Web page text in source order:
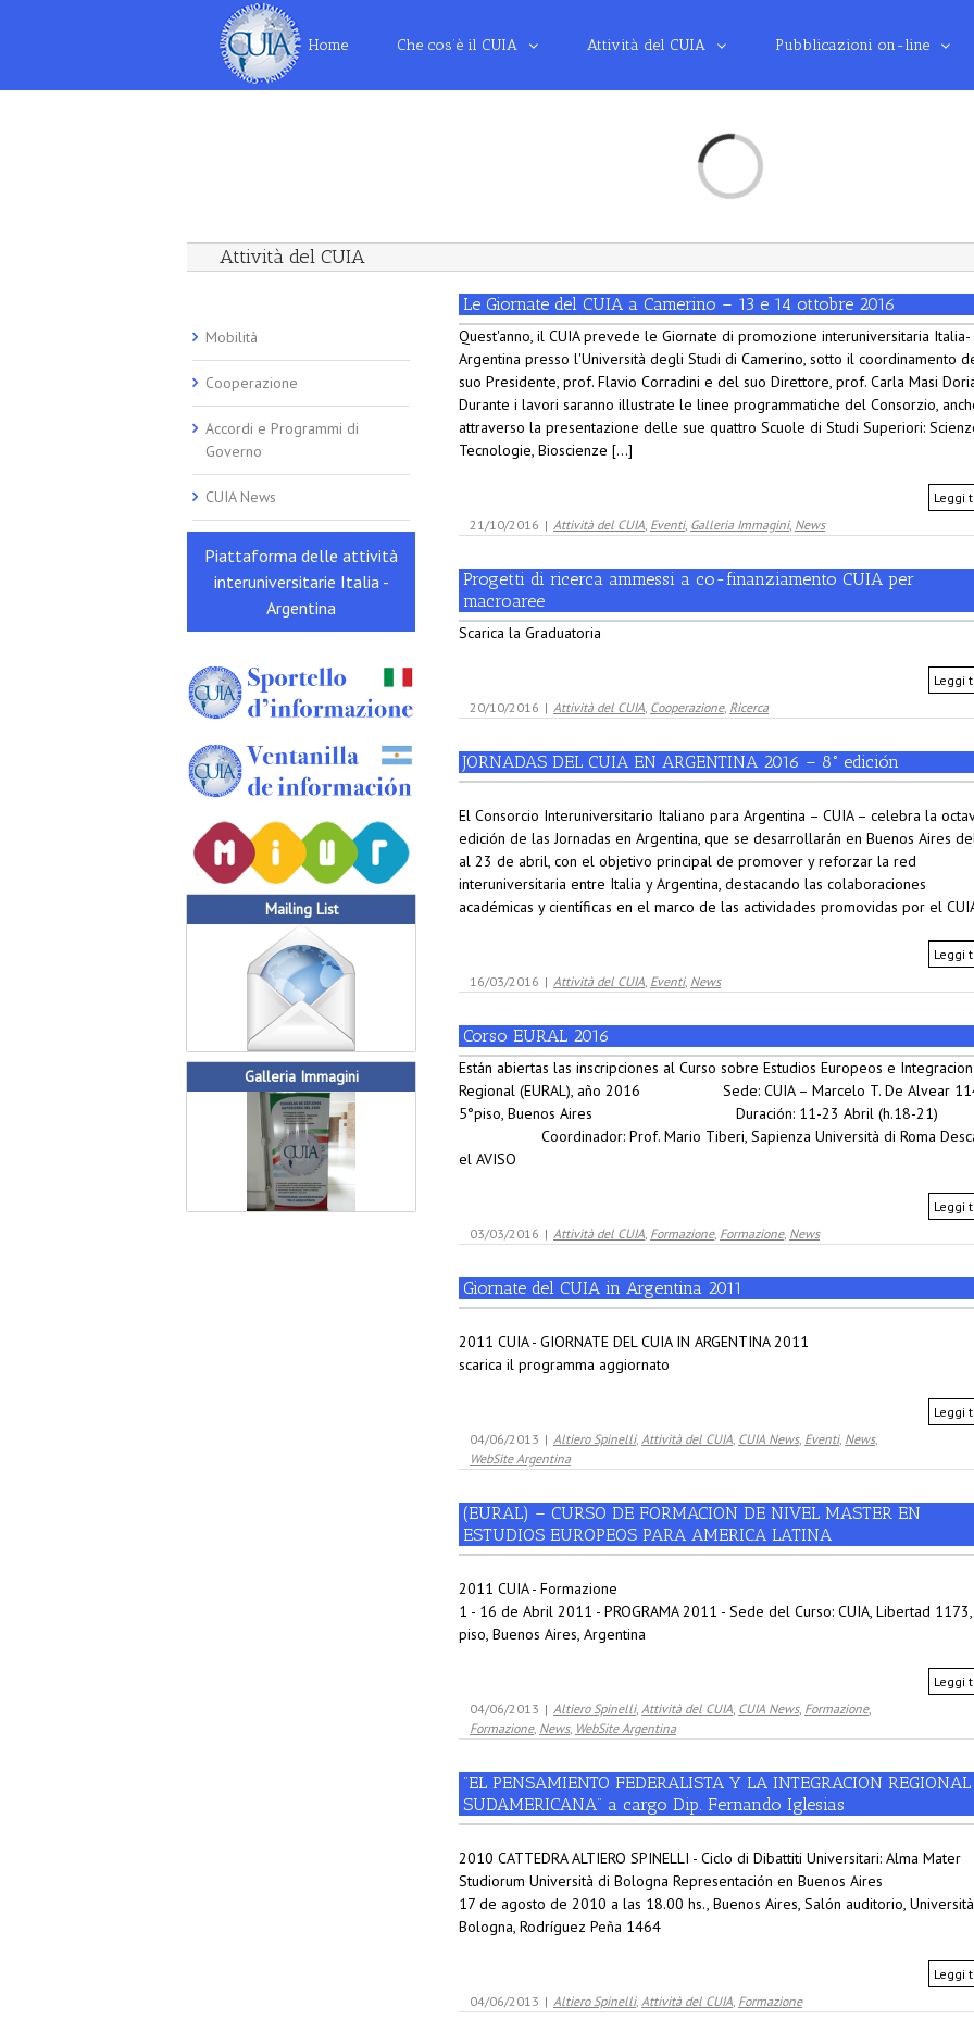
Home Che cos’è il CUIA Attività del CUIA Pubblicazioni on-line
Loading...
Attività del CUIA
Le Giornate del CUIA a Camerino – 13 e 14 ottobre 2016
Quest'anno, il CUIA prevede le Giornate di promozione interuniversitaria Italia-
Argentina presso l'Università degli Studi di Camerino, sotto il coordinamento
suo Presidente, prof. Flavio Corradini e del suo Direttore, prof. Carla Masi
Durante i lavori saranno illustrate le linee programmatiche del Consorzio,
attraverso la presentazione delle sue quattro Scuole di Studi Superiori:
Tecnologie, Bioscienze [...]
Leggi
21/10/2016 | Attività del CUIA, Eventi, Galleria Immagini, News
Progetti di ricerca ammessi a co-finanziamento CUIA per
macroaree
Scarica la Graduatoria
Leggi
20/10/2016 | Attività del CUIA, Cooperazione, Ricerca
JORNADAS DEL CUIA EN ARGENTINA 2016 – 8° edición
El Consorcio Interuniversitario Italiano para Argentina – CUIA – celebra la
edición de las Jornadas en Argentina, que se desarrollarán en Buenos Aires
al 23 de abril, con el objetivo principal de promover y reforzar la red
interuniversitaria entre Italia y Argentina, destacando las colaboraciones
académicas y científicas en el marco de las actividades promovidas por el
Leggi
16/03/2016 | Attività del CUIA, Eventi, News
Corso EURAL 2016
Están abiertas las inscripciones al Curso sobre Estudios Europeos e Integracion
Regional (EURAL), año 2016 Sede: CUIA – Marcelo T. De Alvear
5°piso, Buenos Aires Duración: 11-23 Abril (h.18-21)
Coordinador: Prof. Mario Tiberi, Sapienza Università di Roma
el AVISO
Leggi
03/03/2016 | Attività del CUIA, Formazione, Formazione, News
Giornate del CUIA in Argentina 2011
2011 CUIA - GIORNATE DEL CUIA IN ARGENTINA 2011
scarica il programma aggiornato
Leggi
04/06/2013 | Altiero Spinelli, Attività del CUIA, CUIA News, Eventi, News,
WebSite Argentina
(EURAL) – CURSO DE FORMACION DE NIVEL MASTER EN
ESTUDIOS EUROPEOS PARA AMERICA LATINA
2011 CUIA - Formazione
1 - 16 de Abril 2011 - PROGRAMA 2011 - Sede del Curso: CUIA, Libertad 1173,
piso, Buenos Aires, Argentina
Leggi
04/06/2013 | Altiero Spinelli, Attività del CUIA, CUIA News, Formazione,
Formazione, News, WebSite Argentina
”EL PENSAMIENTO FEDERALISTA Y LA INTEGRACION REGIONAL
SUDAMERICANA” a cargo Dip. Fernando Iglesias
2010 CATTEDRA ALTIERO SPINELLI - Ciclo di Dibattiti Universitari: Alma Mater
Studiorum Università di Bologna Representación en Buenos Aires
17 de agosto de 2010 a las 18.00 hs., Buenos Aires, Salón auditorio,
Bologna, Rodríguez Peña 1464
Leggi
04/06/2013 | Altiero Spinelli, Attività del CUIA, Formazione
Mobilità
Cooperazione
Accordi e Programmi di
Governo
CUIA News
Piattaforma delle attività
interuniversitarie Italia -
Argentina
Mailing List
Galleria Immagini